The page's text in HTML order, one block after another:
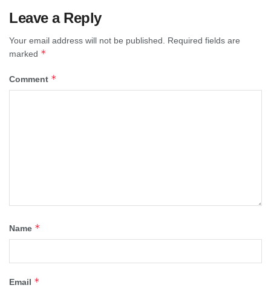
Leave a Reply
Your email address will not be published.
Required fields are
marked *
Comment *
Name *
Email *